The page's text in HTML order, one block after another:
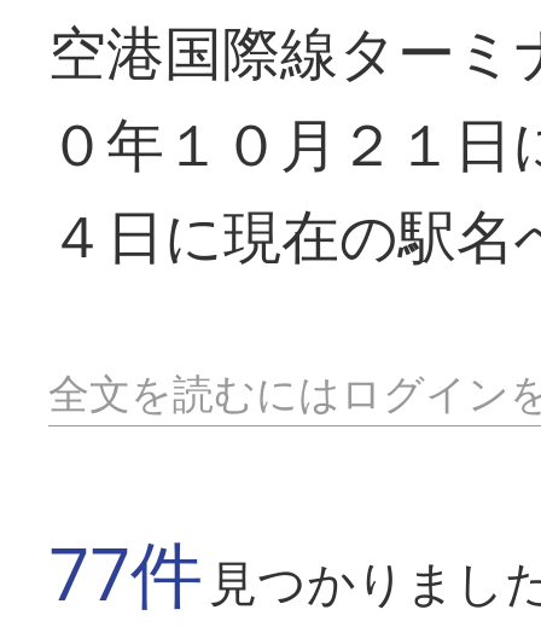
空港国際線ター
０年１０月２１
４日に現在の駅
全文を読むにはログイン
77件 見つかりまし